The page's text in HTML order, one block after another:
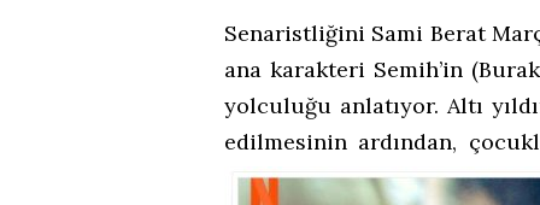
Senaristliğini Sami Berat
ana karakteri Semih’in
yolculuğu anlatıyor. Altı
edilmesinin ardından,